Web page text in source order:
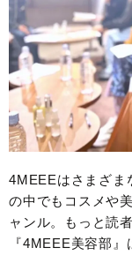
4MEEEはさまざま
の中でもコスメや
ャンル。もっと読
『4MEEE美容部